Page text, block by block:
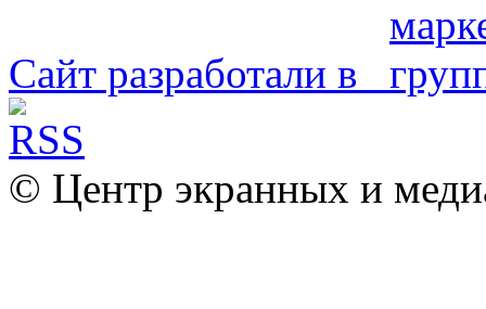
Сайт разработали в
© Центр экранных и